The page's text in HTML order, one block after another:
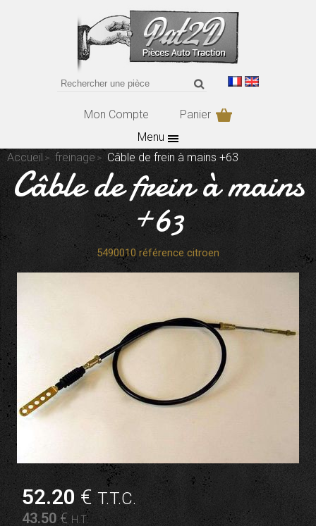
Mon Compte
Panier
Menu
Accueil
freinage Câble de frein à mains +63
Câble de frein à mains
+63
5490010 référence citroen
52.20 €T.T.C.
43.50€ H.T.